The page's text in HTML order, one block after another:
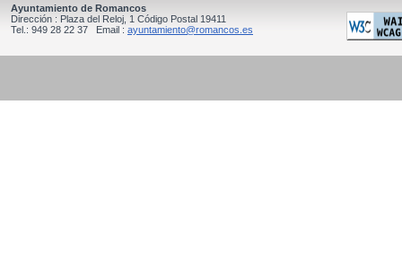
Ayuntamiento de Romancos
Dirección : Plaza del Reloj, 1 Código Postal 19411
Tel.: 949 28 22 37 Email : ayuntamiento@romancos.es